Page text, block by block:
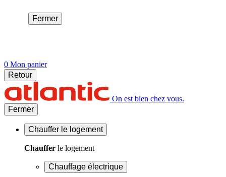
Fermer
0 Mon panier
Retour
On est bien chez vous.
Fermer
Chauffer le logement
Chauffer le logement
Chauffage électrique